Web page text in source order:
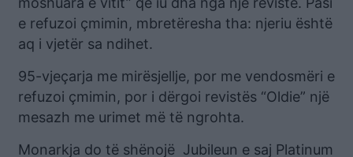
e refuzoi çmimin, mbretëresha tha: njeriu është
aq i vjetër sa ndihet.
95-vjeçarja me mirësjellje, por me vendosmëri e
refuzoi çmimin, por i dërgoi revistës “Oldie” një
mesazh me urimet më të ngrohta.
Monarkja do të shënojë Jubileun e saj Platinum